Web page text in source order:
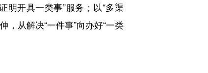
明开具一类事”服务；以“多渠
，从解决“一件事”向办好“一类